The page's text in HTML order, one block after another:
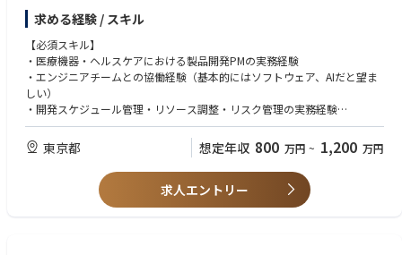
開発規模の拡大にともない、エンジニアチームを中心にスケジュール・リ
ソース・品質・薬事対応を一気通貫で推進できる開発PMの必要性が高ま
っており、今回の募集に至りました。
■ 業務内容
・AIアルゴリズム・モデル開発・製品開発における開発スケジュール・マ
イルストーンの策定と管理
進捗調整
・開発リスクの早期発見、課題の構造化・優先順位付け・解決推進
・製品開発における薬事規制（医療機器承認・QMS等）対応の工程管理サ
・開発ロードマップの維持・更新、上位マネジメントへの進捗報告・ドキ
求める経験 / スキル
【必須スキル】
・医療機器・ヘルスケアにおける製品開発PMの実務経験
・エンジニアチームとの協働経験（基本的にはソフトウェア、AIだと望ま
しい）
・開発スケジュール管理・リソース調整・リスク管理の実務経験
・品質保証・薬事プロセスの基礎知識
【歓迎スキル】
・多職種（研究者・エンジニア・品質・薬事・経営）との円滑なコミュニ
ケーション能力
・医療機器承認（QMS省令・ISO 13485・IEC 62304等）対応の実務経験
東京都 想定年収 800 万円 ~ 1,200 万円
求人エントリー